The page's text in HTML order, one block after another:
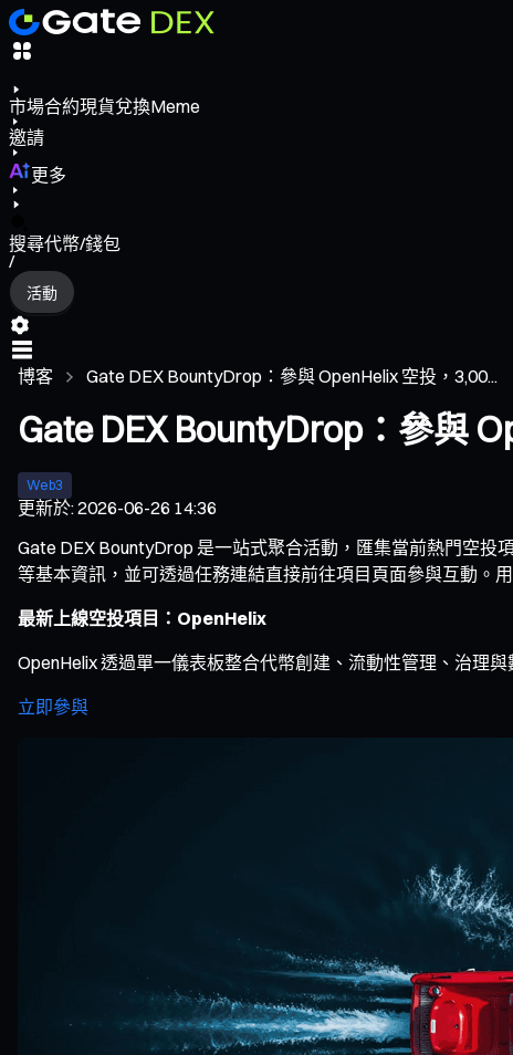
市場合約現貨兌換Meme
邀請
更多
搜尋代幣/錢包
/
活動
博客 Gate DEX BountyDrop：參與 OpenHelix 空投，3,00...
Gate DEX BountyDrop：參與
Web3
更新於:2026-06-26 14:36
Gate DEX BountyDrop 是一站式聚合活動，匯集當前熱門空
等基本資訊，並可透過任務連結直接前往項目頁面參與互動。
最新上線空投項目：OpenHelix
OpenHelix 透過單一儀表板整合代幣創建、流動性管理、治理
立即參與